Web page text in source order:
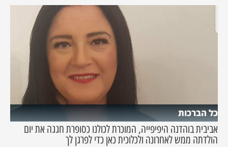
כל הברכות
אביבית בוהדנה היפיפייה, המוכרת לכולנו כסופרת חגגה את יום
הולדתה ממש לאחרונה ולכלוכית כאן כדי לפרגן לך